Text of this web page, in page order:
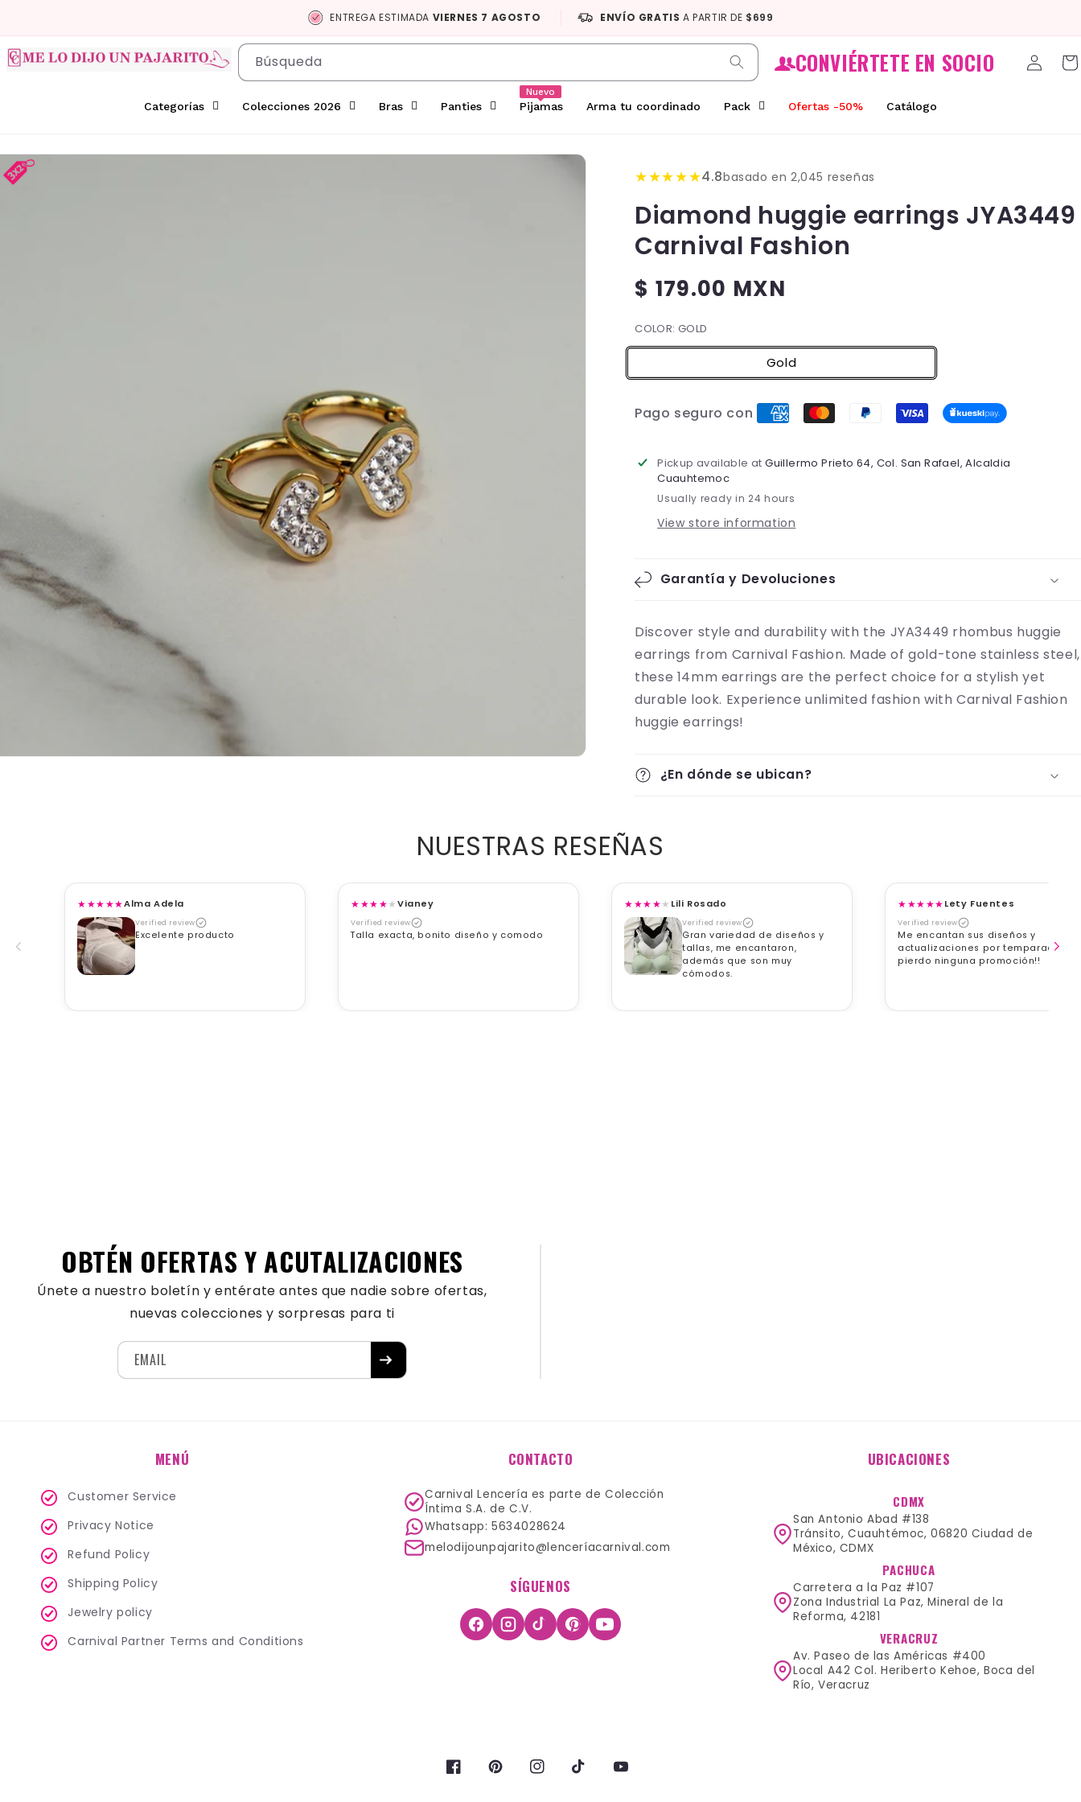
ENTREGA ESTIMADA VIERNES 7 AGOSTO ENVÍO GRATIS A PARTIR DE $699
Búsqueda CONVIÉRTETE EN SOCIO
Categorías Colecciones 2026 Bras Panties Pijamas
Nuevo
Arma tu coordinado Pack Ofertas -50% Catálogo
Log
in
Skip to
product
information
★★★★★4.8basado en 2,045 reseñas
Diamond huggie earrings JYA3449
Carnival Fashion
Regular
$ 179.00 MXN
COLOR: GOLD
Gold
Pago seguro con
Pickup available atGuillermo Prieto 64, Col. San Rafael, Alcaldia
Cuauhtemoc
Usually ready in 24 hours
View store information
Garantía y Devoluciones
Discover style and durability with the JYA3449 rhombus huggie
earrings from Carnival Fashion. Made of gold-tone stainless steel,
these 14mm earrings are the perfect choice for a stylish yet
durable look. Experience unlimited fashion with Carnival Fashion
huggie earrings!
¿En dónde se ubican?
NUESTRAS RESEÑAS
★★★★★Alma Adela
Verified review
Excelente producto
★★★★★Vianey
Verified review
Talla exacta, bonito diseño y comodo
★★★★★ Lili Rosado
Verified review
Gran variedad de diseños y
tallas, me encantaron,
además que son muy
cómodos.
★★★★★Lety Fuentes
Verified review
Me encantan sus diseños y
actualizaciones por temparada, no
pierdo ninguna promoción!!
OBTÉN OFERTAS Y ACUTALIZACIONES
Únete a nuestro boletín y entérate antes que nadie sobre ofertas,
nuevas colecciones y sorpresas para ti
EMAIL
MENÚ
Customer Service
Privacy Notice
Refund Policy
Shipping Policy
Jewelry policy
Carnival Partner Terms and Conditions
CONTACTO
Carnival Lencería es parte de Colección
Íntima S.A. de C.V.
Whatsapp: 5634028624
melodijounpajarito@lenceríacarnival.com
SÍGUENOS
UBICACIONES
CDMX
San Antonio Abad #138
Tránsito, Cuauhtémoc, 06820 Ciudad de
México, CDMX
PACHUCA
Carretera a la Paz #107
Zona Industrial La Paz, Mineral de la
Reforma, 42181
VERACRUZ
Av. Paseo de las Américas #400
Local A42 Col. Heriberto Kehoe, Boca del
Río, Veracruz
FacebookPinterestInstagramTikTok YouTube